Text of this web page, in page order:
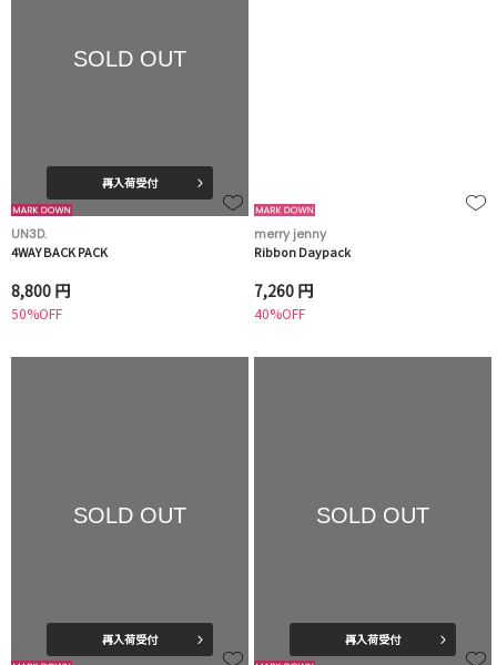
SOLD OUT
再入荷受付
UN3D.
4WAY BACK PACK
8,800 円
50%OFF
merry jenny
Ribbon Daypack
7,260 円
40%OFF
SOLD OUT
再入荷受付
SOLD OUT
再入荷受付